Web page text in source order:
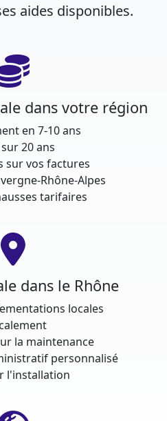
aides disponibles.
dans votre région
en 7-10 ans
20 ans
sur vos factures
Rhône-Alpes
tarifaires
dans le Rhône
locales
la maintenance
personnalisé
l'installation